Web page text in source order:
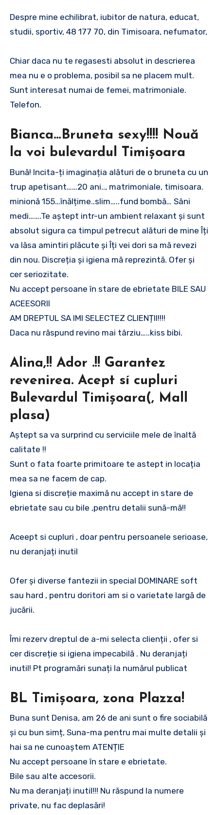
Despre mine echilibrat, iubitor de natura, educat,
studii, sportiv, 48 177 70, din Timisoara, nefumator,
Chiar daca nu te regasesti absolut in descrierea
mea nu e o problema, posibil sa ne placem mult.
Sunt interesat numai de femei, matrimoniale.
Telefon.
Bianca…Bruneta sexy!!!! Nouă
la voi bulevardul Timișoara
Bună! Incita-ți imaginația alături de o bruneta cu un
trup apetisant……20 ani.., matrimoniale, timisoara.
minionă 155…înălțime..slim…..fund bombă… Sâni
medi…….Te aștept intr-un ambient relaxant și sunt
absolut sigura ca timpul petrecut alături de mine Îți
va lăsa amintiri plăcute și Îți vei dori sa mă revezi
din nou. Discreția și igiena mă reprezintă. Ofer și
cer seriozitate.
Nu accept persoane în stare de ebrietate BILE SAU
ACEESORII
AM DREPTUL SA IMI SELECTEZ CLIENȚII!!!!
Daca nu răspund revino mai târziu…..kiss bibi.
Alina,!! Ador .!! Garantez
revenirea. Acept sí cupluri
Bulevardul Timișoara(, Mall
plasa)
Aștept sa va surprind cu serviciile mele de înaltă
calitate !!
Sunt o fata foarte primitoare te astept in locația
mea sa ne facem de cap.
Igiena si discreție maximă nu accept in stare de
ebrietate sau cu bile ,pentru detalii sună-mă!!
Aceept si cupluri , doar pentru persoanele serioase,
nu deranjați inutil
Ofer și diverse fantezii in special DOMINARE soft
sau hard , pentru doritori am si o varietate largă de
jucării.
Îmi rezerv dreptul de a-mi selecta clienții , ofer si
cer discreție si igiena impecabilă . Nu deranjați
inutil! Pt programări sunați la numărul publicat
BL Timișoara, zona Plazza!
Buna sunt Denisa, am 26 de ani sunt o fire sociabilă
și cu bun simț, Suna-ma pentru mai multe detalii și
hai sa ne cunoaștem ATENȚIE
Nu accept persoane în stare e ebrietate.
Bile sau alte accesorii.
Nu ma deranjați inutil!!! Nu răspund la numere
private, nu fac deplasări!